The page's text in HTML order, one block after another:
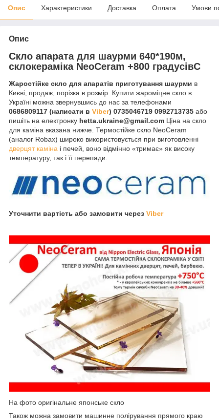
Опис Характеристики Доставка Оплата Умови
Опис
Скло апарата для шаурми 640*190м,
склокераміка NeoCeram +800 градусівC
Жаростійке скло для апаратів приготування шаурми в
Києві, продаж, порізка в розмір. Купити жароміцне скло в
Україні можна звернувшись до нас за телефонами
0686809117 (написати в Viber) 0735046719 0992713735 або
пишіть на електронку hetta.ukraine@gmail.com Ціна на скло
для каміна вказана нижче. Термостійке скло NeoCeram
(аналог Robax) широко використовується при виготовленні
дверцят каміна і печей, воно відмінно «тримає» як високу
температуру, так і її перепади.
Уточнити вартість або замовити через Viber
На фото оригінальне японське скло
Також можна замовити машинне полірування прямого краю